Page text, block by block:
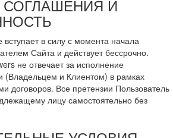
СОГЛАШЕНИЯ И
в силу с момента начала
Сайта и действует бессрочно.
не отвечает за исполнение
(Владельцем и Клиентом) в рамках
договоров. Все претензии Пользователь
лицу самостоятельно без